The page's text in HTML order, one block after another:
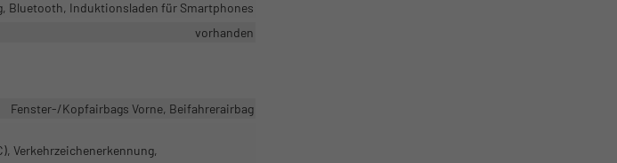
Bluetooth, Induktionsladen für Smartphones
vorhanden
Fenster-/Kopfairbags Vorne, Beifahrerairbag
Verkehrzeichenerkennung,